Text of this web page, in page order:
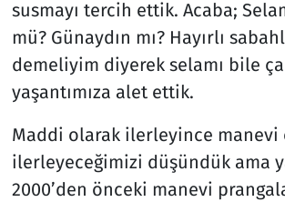
susmayı tercih ettik. Acaba;
mü? Günaydın mı? Hayırlı
demeliyim diyerek selamı bile
yaşantımıza alet ettik.
Maddi olarak ilerleyince manevi
ilerleyeceğimizi düşündük ama
2000’den önceki manevi